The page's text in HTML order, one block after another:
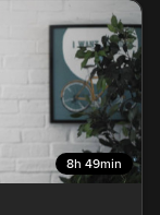
8h 49min